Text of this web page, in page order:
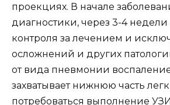
проекциях. В начале
диагностики, через 3-4 недели
контроля за лечением и
осложнений и других
от вида пневмонии
захватывает нижнюю часть
потребоваться выполнение